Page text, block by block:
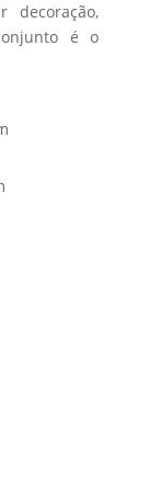
decoração,
é o